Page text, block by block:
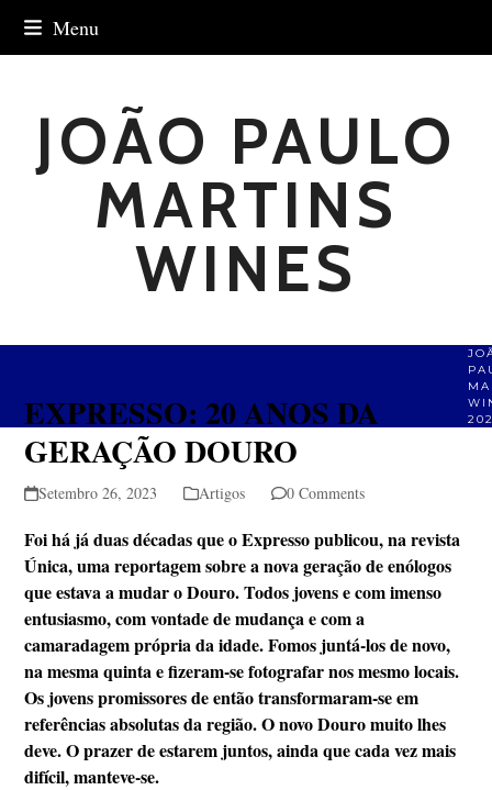
Menu
JOÃO PAULO
MARTINS
WINES
EXPRESSO: 20 ANOS DA
GERAÇÃO DOURO
Setembro 26, 2023 Artigos 0 Comments
Foi há já duas décadas que o Expresso publicou, na revista
Única, uma reportagem sobre a nova geração de enólogos
que estava a mudar o Douro. Todos jovens e com imenso
entusiasmo, com vontade de mudança e com a
camaradagem própria da idade. Fomos juntá-los de novo,
na mesma quinta e fizeram-se fotografar nos mesmo locais.
Os jovens promissores de então transformaram-se em
referências absolutas da região. O novo Douro muito lhes
deve. O prazer de estarem juntos, ainda que cada vez mais
difícil, manteve-se.